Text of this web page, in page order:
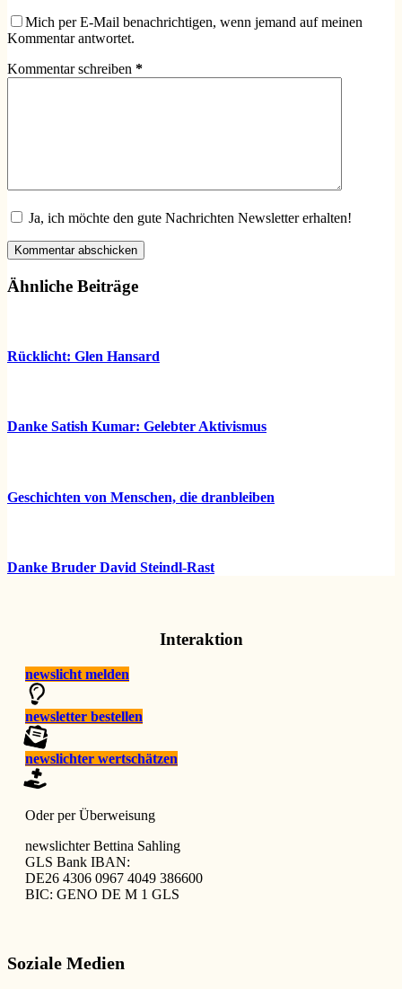
Mich per E-Mail benachrichtigen, wenn jemand auf meinen
Kommentar antwortet.
Kommentar schreiben *
Ja, ich möchte den gute Nachrichten Newsletter erhalten!
Kommentar abschicken
Ähnliche Beiträge
Rücklicht: Glen Hansard
Danke Satish Kumar: Gelebter Aktivismus
Geschichten von Menschen, die dranbleiben
Danke Bruder David Steindl-Rast
Interaktion
newslicht melden
newsletter bestellen
newslichter wertschätzen
Oder per Überweisung
newslichter Bettina Sahling
GLS Bank IBAN:
DE26 4306 0967 4049 386600
BIC: GENO DE M 1 GLS
Soziale Medien